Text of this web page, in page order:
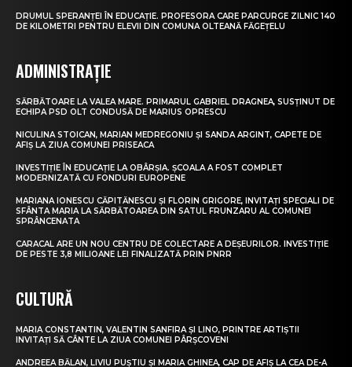
DRUMUL SPERANȚEI ÎN EDUCAȚIE. PROFESORA CARE PARCURGE ZILNIC 140
DE KILOMETRI PENTRU ELEVII DIN COMUNA OLTEANĂ FĂGEȚELU
ADMINISTRAȚIE
SĂRBĂTOARE LA VALEA MARE. PRIMARUL GABRIEL DRAGNEA, SUSȚINUT DE
ECHIPA PSD OLT CONDUSĂ DE MARIUS OPRESCU
NICULINA STOICAN, MARIAN MEDREGONIU ȘI SANDA ARGINT, CAPETE DE
AFIȘ LA ZIUA COMUNEI PRISEACA
INVESTIȚIE ÎN EDUCAȚIE LA OBÂRȘIA. ȘCOALA A FOST COMPLET
MODERNIZATĂ CU FONDURI EUROPENE
MARIANA IONESCU CĂPITĂNESCU ȘI FLORIN GRIGORE, INVITAȚI SPECIALI DE
SFÂNTA MARIA LA SĂRBĂTOAREA DIN SATUL FRUNZARU AL COMUNEI
SPRÂNCENATA
CARACAL ARE UN NOU CENTRU DE COLECTARE A DEȘEURILOR. INVESTIȚIE
DE PESTE 3,8 MILIOANE LEI FINALIZATĂ PRIN PNRR
CULTURĂ
MARIA CONSTANTIN, VALENTIN SANFIRA ȘI LINO, PRINTRE ARTIȘTII
INVITAȚI SĂ CÂNTE LA ZIUA COMUNEI PÂRȘCOVENI
ANDREEA BĂLAN, LIVIU PUȘTIU ȘI MARIA GHINEA, CAP DE AFIȘ LA CEA DE-A